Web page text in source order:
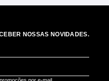
NOSSAS NOVIDADES.